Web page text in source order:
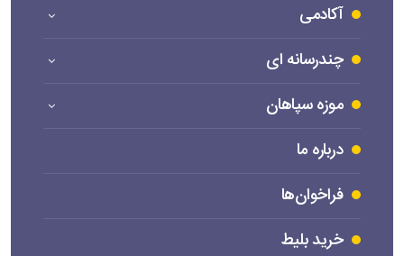
آکادمی
چندرسانه ای
موزه سپاهان
درباره ما
فراخوان‌ها
خرید بلیط